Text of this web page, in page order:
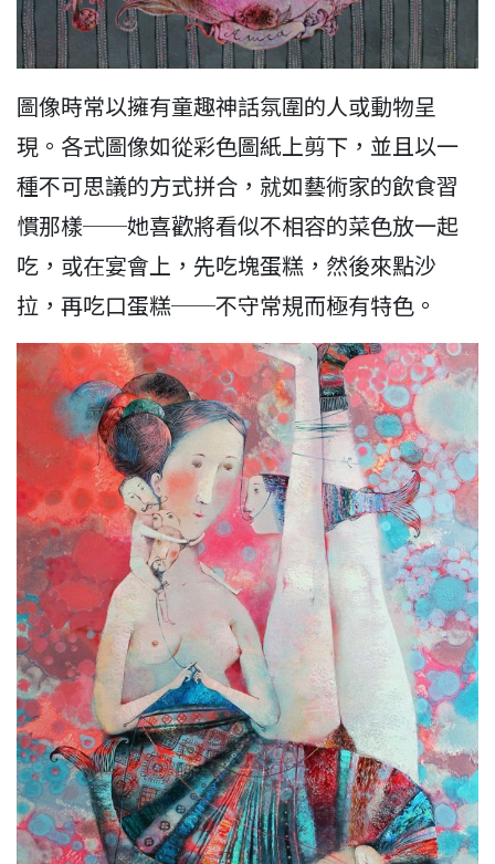
圖像時常以擁有童趣神話氛圍的人或動物呈
現。各式圖像如從彩色圖紙上剪下，並且以一
種不可思議的方式拼合，就如藝術家的飲食習
慣那樣──她喜歡將看似不相容的菜色放一起
吃，或在宴會上，先吃塊蛋糕，然後來點沙
拉，再吃口蛋糕──不守常規而極有特色。